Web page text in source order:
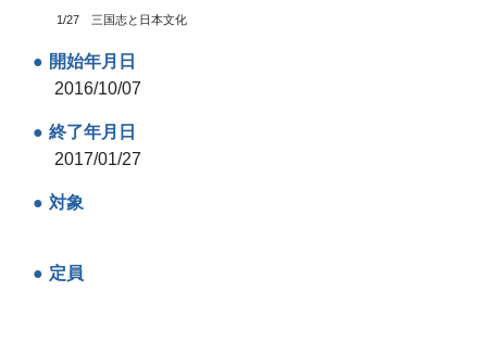
1/27 三国志と日本文化
開始年月日
2016/10/07
終了年月日
2017/01/27
対象
定員